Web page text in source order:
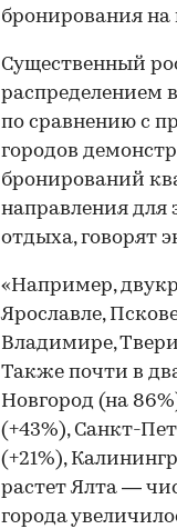
бронирования
Существенный
распределением
по сравнению с
городов
бронирований
направления для
отдыха, говорят
«Например,
Ярославле,
Владимире,
Также почти в
Новгород (на
(+43%), Санкт-
(+21%),
растет Ялта —
города